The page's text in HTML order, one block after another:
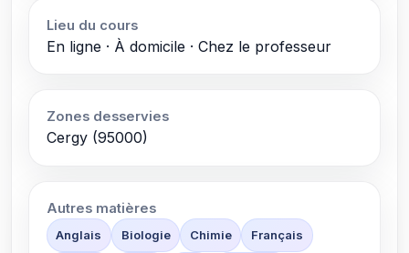
Lieu du cours
En ligne · À domicile · Chez le professeur
Zones desservies
Cergy (95000)
Autres matières
Anglais Biologie Chimie Français